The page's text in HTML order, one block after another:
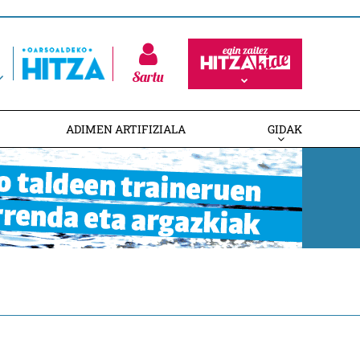
Sartu
ADIMEN ARTIFIZIALA GIDAK